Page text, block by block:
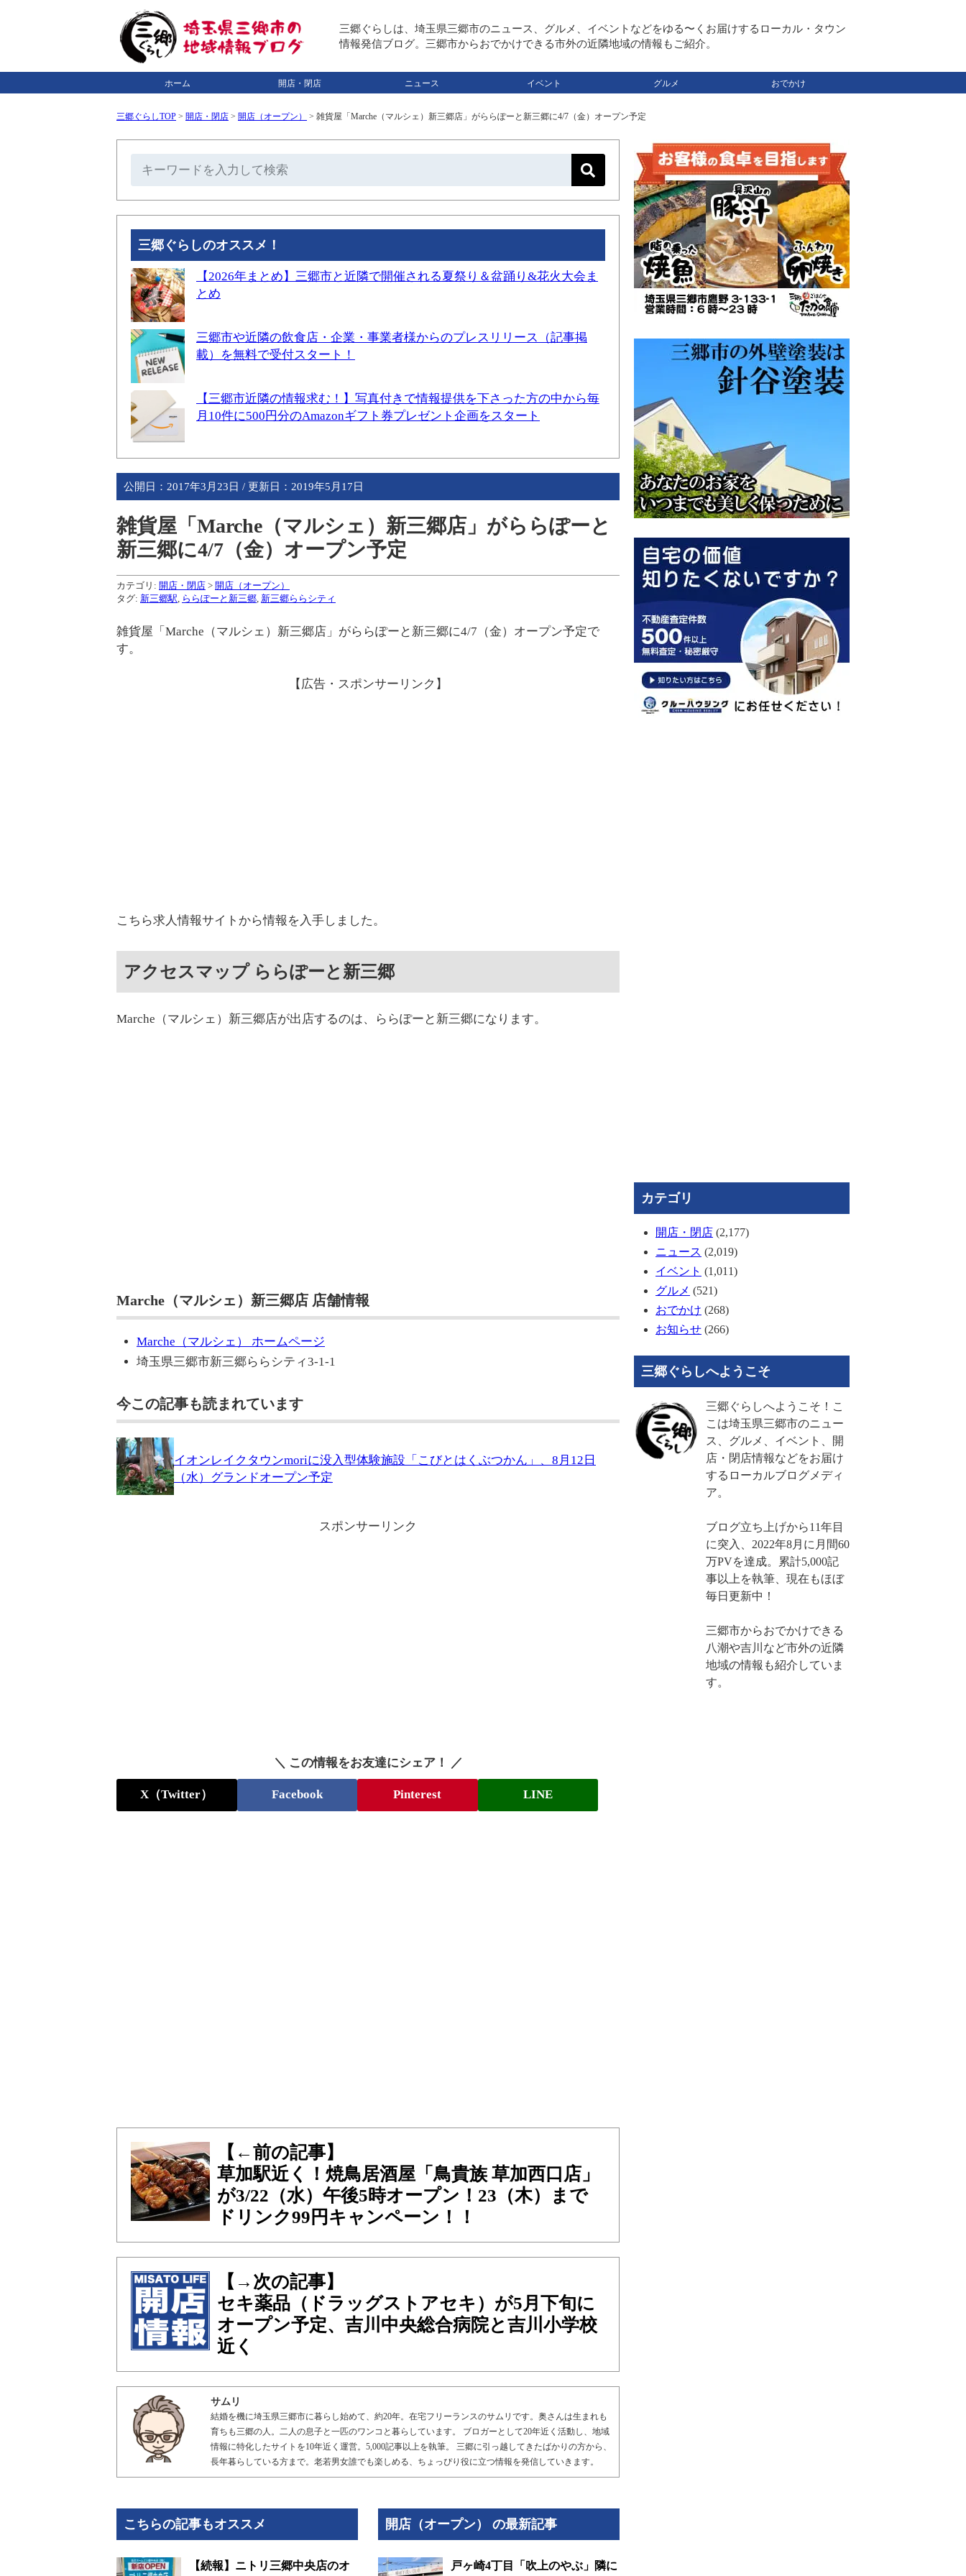
三郷ぐらしは、埼玉県三郷市のニュース、グルメ、イベントなどをゆる〜くお届けするローカル・タウン
情報発信ブログ。三郷市からおでかけできる市外の近隣地域の情報もご紹介。
ホーム 開店・閉店 ニュース イベント グルメ おでかけ
三郷ぐらしTOP > 開店・閉店 > 開店（オープン） > 雑貨屋「Marche（マルシェ）新三郷店」がららぽーと新三郷に4/7（金）オープン予定
三郷ぐらしのオススメ！
【2026年まとめ】三郷市と近隣で開催される夏祭り＆盆踊り&花火大会ま
とめ
三郷市や近隣の飲食店・企業・事業者様からのプレスリリース（記事掲
載）を無料で受付スタート！
【三郷市近隣の情報求む！】写真付きで情報提供を下さった方の中から毎
月10件に500円分のAmazonギフト券プレゼント企画をスタート
公開日： 2017年3月23日 / 更新日： 2019年5月17日
雑貨屋「Marche（マルシェ）新三郷店」がららぽーと
新三郷に4/7（金）オープン予定
カテゴリ: 開店・閉店 > 開店（オープン）
タグ: 新三郷駅 ららぽーと新三郷 新三郷ららシティ
雑貨屋「Marche（マルシェ）新三郷店」がららぽーと新三郷に4/7（金）オープン予定で
す。
【広告・スポンサーリンク】
こちら求人情報サイトから情報を入手しました。
アクセスマップ ららぽーと新三郷
Marche（マルシェ）新三郷店が出店するのは、ららぽーと新三郷になります。
Marche（マルシェ）新三郷店 店舗情報
Marche（マルシェ） ホームページ
埼玉県三郷市新三郷ららシティ3-1-1
今この記事も読まれています
イオンレイクタウンmoriに没入型体験施設「こびとはくぶつかん」、8月12日
（水）グランドオープン予定
スポンサーリンク
＼ この情報をお友達にシェア！ ／
X（Twitter） Facebook Pinterest LINE
【←前の記事】
草加駅近く！焼鳥居酒屋「鳥貴族 草加西口店」
が3/22（水）午後5時オープン！23（木）まで
ドリンク99円キャンペーン！！
【→次の記事】
セキ薬品（ドラッグストアセキ）が5月下旬に
オープン予定、吉川中央総合病院と吉川小学校
近く
サムリ
結婚を機に埼玉県三郷市に暮らし始めて、約20年。在宅フリーランスのサムリです。奥さんは生まれも
育ちも三郷の人。二人の息子と一匹のワンコと暮らしています。 ブロガーとして20年近く活動し、地域
情報に特化したサイトを10年近く運営。5,000記事以上を執筆。 三郷に引っ越してきたばかりの方から、
長年暮らしている方まで。老若男女誰でも楽しめる、ちょっぴり役に立つ情報を発信していきます。
こちらの記事もオススメ
【続報】ニトリ三郷中央店のオ
開店（オープン） の最新記事
戸ヶ崎4丁目「吹上のやぶ」隣に
カテゴリ
開店・閉店 (2,177)
ニュース (2,019)
イベント (1,011)
グルメ (521)
おでかけ (268)
お知らせ (266)
三郷ぐらしへようこそ
三郷ぐらしへようこそ！こ
こは埼玉県三郷市のニュー
ス、グルメ、イベント、開
店・閉店情報などをお届け
するローカルブログメディ
ア。
ブログ立ち上げから11年目
に突入、2022年8月に月間60
万PVを達成。累計5,000記
事以上を執筆、現在もほぼ
毎日更新中！
三郷市からおでかけできる
八潮や吉川など市外の近隣
地域の情報も紹介していま
す。